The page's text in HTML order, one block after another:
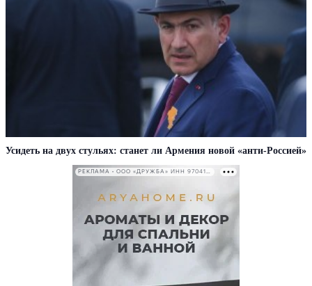
Усидеть на двух стульях: станет ли Армения новой «анти-Россией»
РЕКЛАМА • ООО «ДРУЖБА» ИНН 9704146411